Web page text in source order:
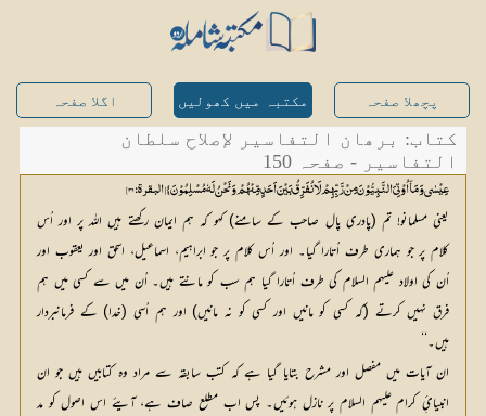
پچھلا صفحہ مکتبہ میں کھولیں اگلا صفحہ
کتاب: برھان التفاسیر لإصلاح سلطان
التفاسیر - صفحہ 150
عِیْسٰی وَ مَآ اُوْتِیَ النَّبِیُّوْنَ مِنْ رَّبِّھِمْ لَا نُفَرِّقُ بَیْنَ اَحَدٍ مِّنْھُمْ وَ نَحْنُ لَہٗ مُسْلِمُوْنَ} [البقرۃ: 36]
یعنی مسلمانو! تم (پادری پال صاحب کے سامنے) کہو کہ ہم ایمان رکھتے ہیں اللہ پر اور اُس
کلام پر جو ہماری طرف اُتارا گیا۔ اور اُس کلام پر جو ابراہیم، اسماعیل، اسحق اور یعقوب اور
اُن کی اولاد علیہم السلام کی طرف اُتارا گیا ہم سب کو مانتے ہیں۔ اُن میں سے کسی میں ہم
فرق نہیں کرتے (کہ کسی کو مانیں اور کسی کو نہ مانیں) اور ہم اُسی (خدا) کے فرمانبردار
ہیں۔‘‘
ان آیات میں مفصل اور مشرح بتایا گیا ہے کہ کتب سابقہ سے مراد وہ کتابیں ہیں جو ان
انبیائِ کرام علیہم السلام پر نازل ہوئیں۔ پس اب مطلع صاف ہے، آیئے اس اصول کو مد